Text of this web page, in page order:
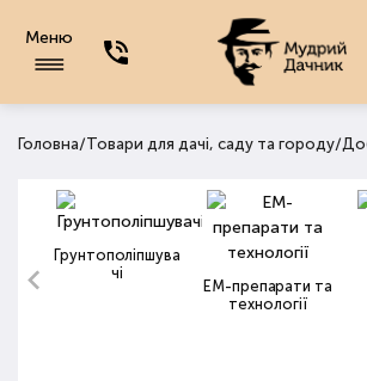
Меню
Головна/Товари для дачі, саду та городу/
Грунтополіпшува
чі
ЕМ-препарати та
технології